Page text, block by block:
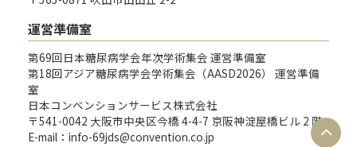
運営準備室
第69回日本糖尿病学会年次学術集会 運営準備室
第18回アジア糖尿病学会学術集会（AASD2026） 運営準備
室
日本コンベンションサービス株式会社
〒541-0042 大阪市中央区今橋 4-4-7 京阪神淀屋橋ビル 2 階
E-mail：info-69jds@convention.co.jp